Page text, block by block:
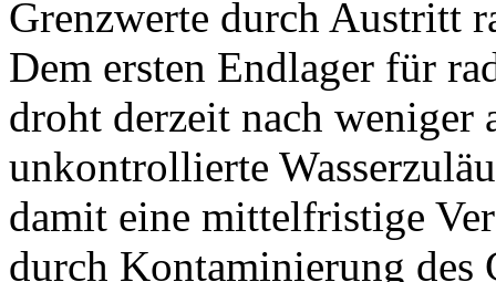
Grenzwerte durch Austritt
Dem ersten Endlager für
droht derzeit nach weniger
unkontrollierte
damit eine mittelfristige
durch Kontaminierung des